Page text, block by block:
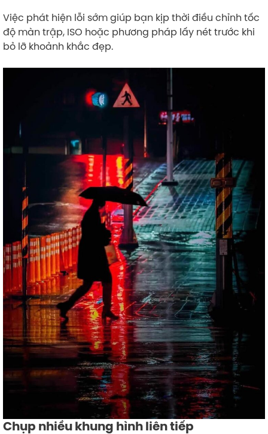
Việc phát hiện lỗi sớm giúp bạn kịp thời điều chỉnh tốc
độ màn trập, ISO hoặc phương pháp lấy nét trước khi
bỏ lỡ khoảnh khắc đẹp.
Chụp nhiều khung hình liên tiếp